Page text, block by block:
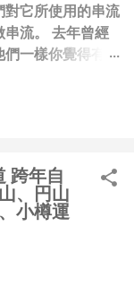
對它所使用的串流
流。 去年曾經
一樣你覺得有可
更久以前，當我
他們不知道用了
RD 嘴裡說出
每次只要聽到某
會感到倒胃口！
跨年自
、円山
小樽運